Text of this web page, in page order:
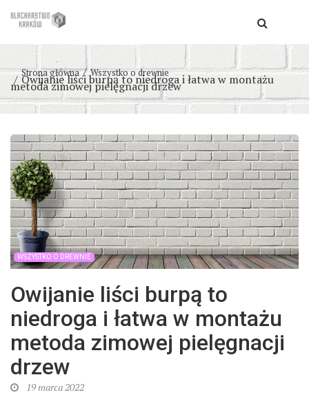
Strona główna Wszystko o drewnie
Owijanie liści burpą to niedroga i łatwa w montażu
metoda zimowej pielęgnacji drzew
WSZYSTKO O DREWNIE
Owijanie liści burpą to
niedroga i łatwa w montażu
metoda zimowej pielęgnacji
drzew
19 marca 2022